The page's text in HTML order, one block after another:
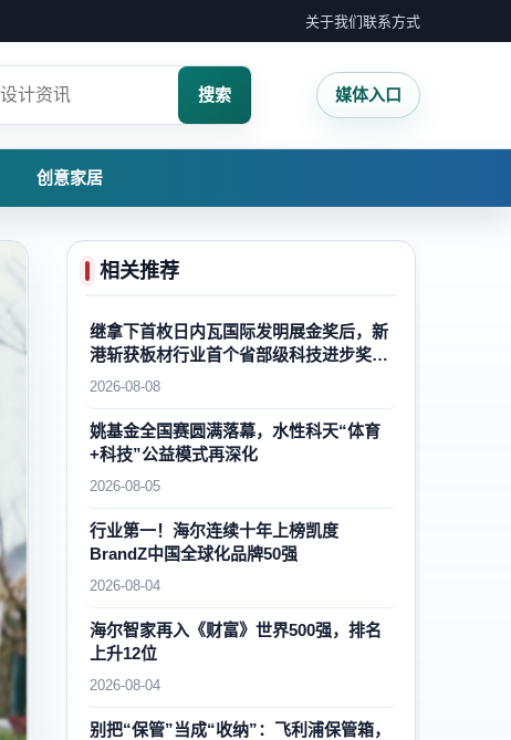
关于我们联系方式
搜索 媒体入口
创意家居
相关推荐
继拿下首枚日内瓦国际发明展金奖后，新
港斩获板材行业首个省部级科技进步奖一
等奖，再攀国内外木业自主创新新高峰
2026-08-08
姚基金全国赛圆满落幕，水性科天“体育
+科技”公益模式再深化
2026-08-05
行业第一！海尔连续十年上榜凯度
BrandZ中国全球化品牌50强
2026-08-04
海尔智家再入《财富》世界500强，排名
上升12位
2026-08-04
别把“保管”当成“收纳”：飞利浦保管箱，